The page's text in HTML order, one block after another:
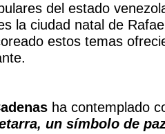
del estado
la ciudad natal de
estos temas
ha contemplado
un símbolo de